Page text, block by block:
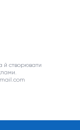
й створювати